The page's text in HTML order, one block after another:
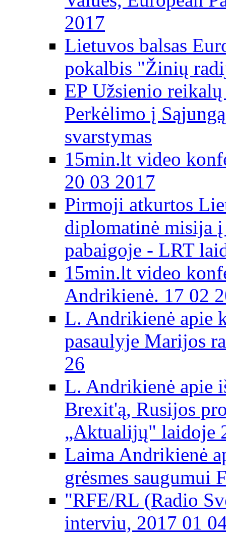
2017
Lietuvos balsas
pokalbis "Žinių
EP Užsienio
Perkėlimo į
svarstymas
15min.lt video
20 03 2017
Pirmoji atkurtos
diplomatinė misija
pabaigoje - LRT
15min.lt video
Andrikienė. 17 02
L. Andrikienė apie
pasaulyje Marijos
26
L. Andrikienė apie
Brexit'ą, Rusijos
„Aktualijų" laidoje
Laima Andrikienė
grėsmes saugumui
"RFE/RL (Radio
interviu, 2017 01